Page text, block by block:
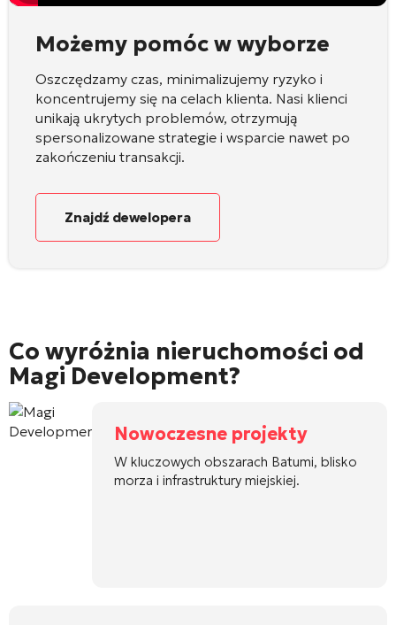
Możemy pomóc w wyborze
Oszczędzamy czas, minimalizujemy ryzyko i
koncentrujemy się na celach klienta. Nasi klienci
unikają ukrytych problemów, otrzymują
spersonalizowane strategie i wsparcie nawet po
zakończeniu transakcji.
Znajdź dewelopera
Co wyróżnia nieruchomości od
Magi Development?
Nowoczesne projekty
W kluczowych obszarach Batumi, blisko
morza i infrastruktury miejskiej.